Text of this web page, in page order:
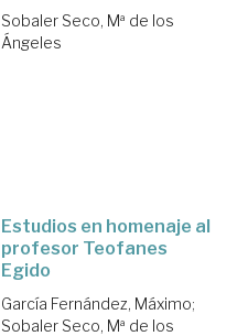
Sobaler Seco, Mª de los
Ángeles
Estudios en homenaje al
profesor Teofanes
Egido
García Fernández, Máximo;
Sobaler Seco, Mª de los